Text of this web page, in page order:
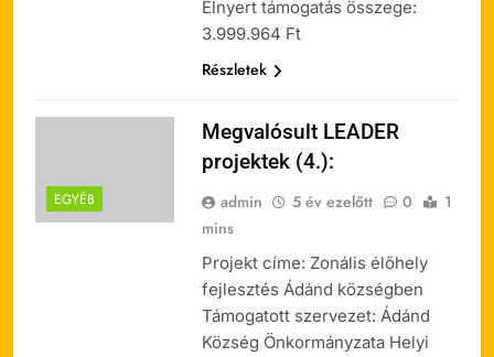
Elnyert támogatás összege:
3.999.964 Ft
Részletek
EGYÉB
Megvalósult LEADER
projektek (4.):
admin 5 év ezelőtt 0
1
mins
Projekt címe: Zonális élőhely
fejlesztés Ádánd községben
Támogatott szervezet: Ádánd
Község Önkormányzata Helyi